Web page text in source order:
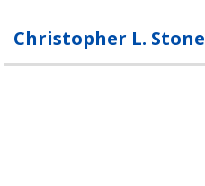
Christopher L. Stone